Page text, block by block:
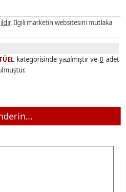
. İlgili marketin websitesini mutlaka
kategorisinde yazılmıştır ve 0 adet